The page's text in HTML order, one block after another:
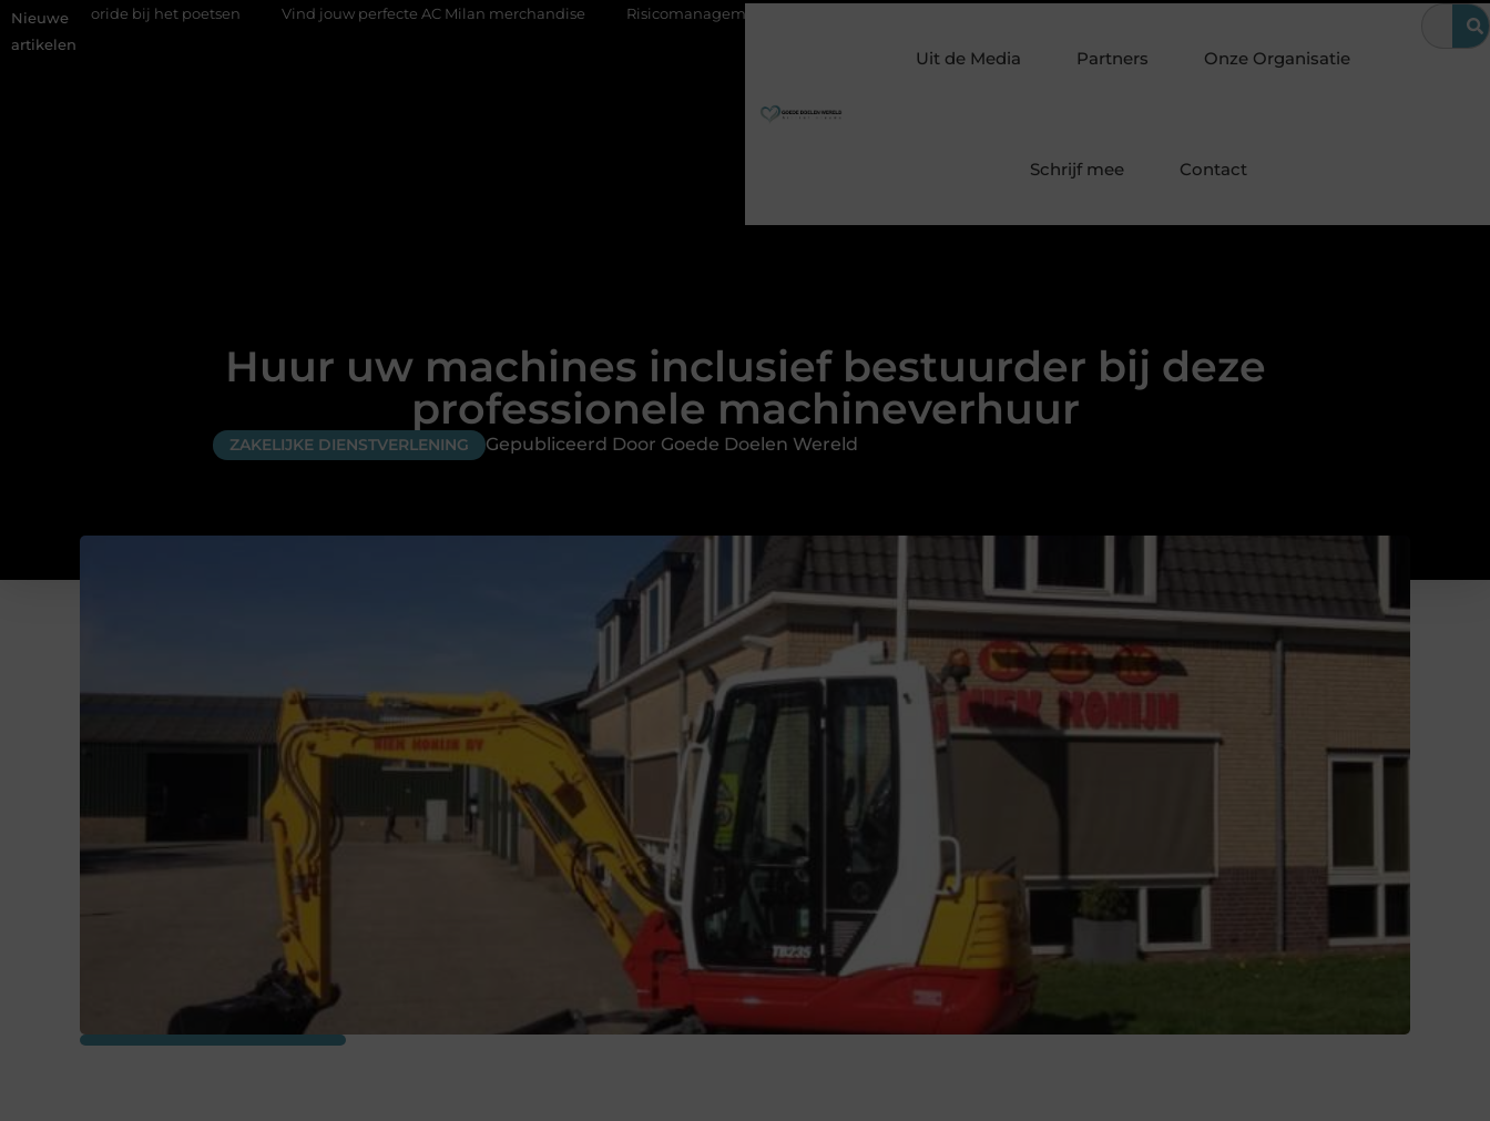
Nieuwe
artikelen
het poetsen Vind jouw perfecte AC Milan merchandise Risicomanagement als onderdeel van een gezonde bedrijfsvoering Hoe Google Ads bij makelaars huizenzoekers bereikt op het
Uit de Media Partners Onze Organisatie
Schrijf mee Contact
Huur uw machines inclusief bestuurder bij deze
professionele machineverhuur
ZAKELIJKE DIENSTVERLENING Gepubliceerd Door Goede Doelen Wereld